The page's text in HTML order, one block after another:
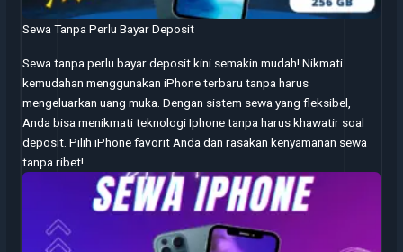
Sewa Tanpa Perlu Bayar Deposit
Sewa tanpa perlu bayar deposit kini semakin mudah! Nikmati
kemudahan menggunakan iPhone terbaru tanpa harus
mengeluarkan uang muka. Dengan sistem sewa yang fleksibel,
Anda bisa menikmati teknologi Iphone tanpa harus khawatir soal
deposit. Pilih iPhone favorit Anda dan rasakan kenyamanan sewa
tanpa ribet!